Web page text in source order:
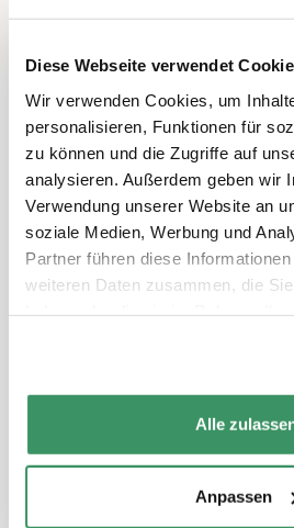
Diese Webseite verwendet
Wir verwenden Cookies, um
personalisieren, Funktionen für
zu können und die Zugriffe auf
analysieren. Außerdem geben wir
Verwendung unserer Website an
soziale Medien, Werbung und
Partner führen diese
weiteren Daten zusammen, die
Alle
Anpassen